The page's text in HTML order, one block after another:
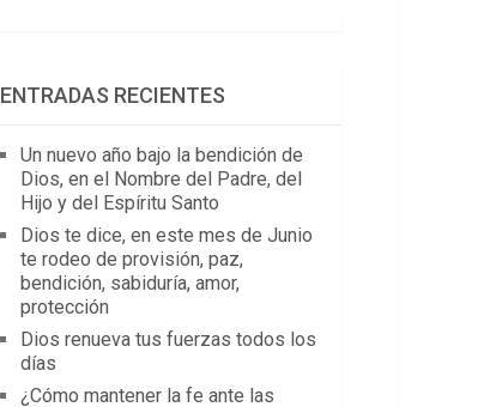
ENTRADAS RECIENTES
Un nuevo año bajo la bendición de
Dios, en el Nombre del Padre, del
Hijo y del Espíritu Santo
Dios te dice, en este mes de Junio
te rodeo de provisión, paz,
bendición, sabiduría, amor,
protección
Dios renueva tus fuerzas todos los
días
¿Cómo mantener la fe ante las